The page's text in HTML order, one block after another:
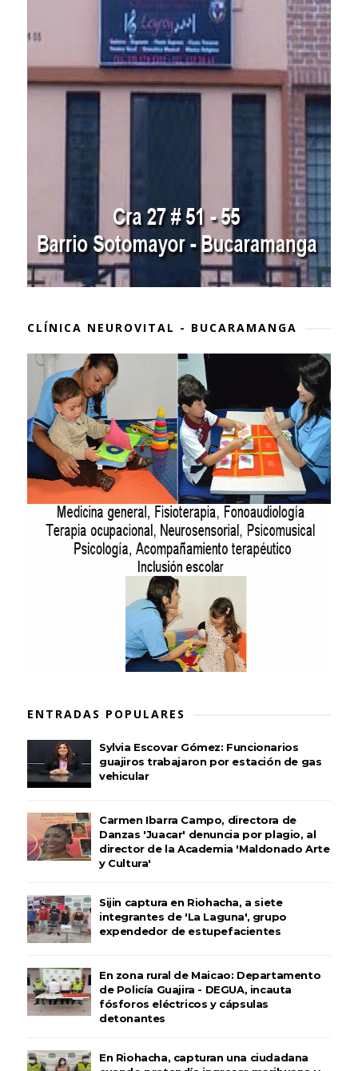
CLÍNICA NEUROVITAL - BUCARAMANGA
ENTRADAS POPULARES
Sylvia Escovar Gómez: Funcionarios
guajiros trabajaron por estación de gas
vehicular
Carmen Ibarra Campo, directora de
Danzas 'Juacar' denuncia por plagio, al
director de la Academia 'Maldonado Arte
y Cultura'
Sijin captura en Riohacha, a siete
integrantes de 'La Laguna', grupo
expendedor de estupefacientes
En zona rural de Maicao: Departamento
de Policía Guajira - DEGUA, incauta
fósforos eléctricos y cápsulas
detonantes
En Riohacha, capturan una ciudadana